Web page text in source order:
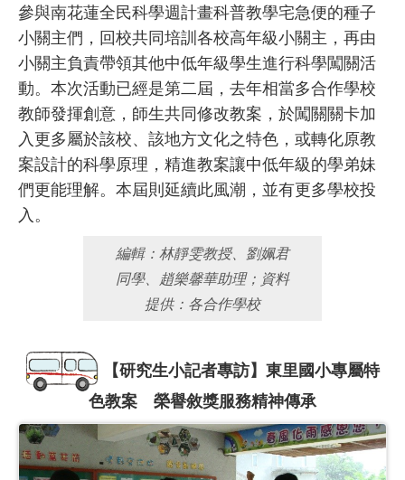
參與南花蓮全民科學週計畫科普教學宅急便的種子
小關主們，回校共同培訓各校高年級小關主，再由
小關主負責帶領其他中低年級學生進行科學闖關活
動。本次活動已經是第二屆，去年相當多合作學校
教師發揮創意，師生共同修改教案，於闖關關卡加
入更多屬於該校、該地方文化之特色，或轉化原教
案設計的科學原理，精進教案讓中低年級的學弟妹
們更能理解。本屆則延續此風潮，並有更多學校投
入。
編輯：林靜雯教授、劉姵君
同學、趙樂馨華助理；資料
提供：各合作學校
【研究生小記者專訪】東里國小專屬特
色教案 榮譽敘獎服務精神傳承